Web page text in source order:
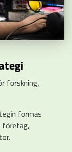
forskning,
formas
företag,